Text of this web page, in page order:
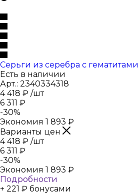
Серьги из серебра с гематитами
Есть в наличии
Арт.: 2340334318
4 418 ₽ /шт
6 311 ₽
-30%
Экономия 1 893 ₽
Варианты цен
4 418 ₽ /шт
6 311 ₽
-30%
Экономия 1 893 ₽
Подробности
+ 221 ₽ бонусами